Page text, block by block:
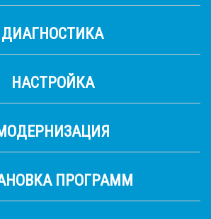
ДИАГНОСТИКА
НАСТРОЙКА
ПРОГРАММ